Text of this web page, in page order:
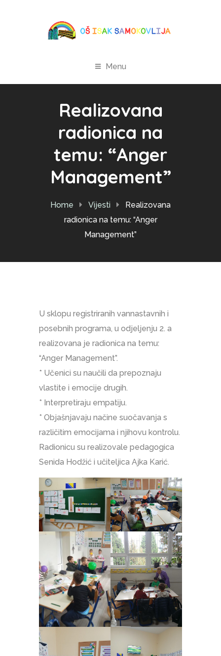
Menu
Realizovana
radionica na
temu: “Anger
Management”
Home Vijesti
Realizovana
radionica na temu: “Anger
Management”
U sklopu registriranih vannastavnih i
posebnih programa, u odjeljenju 2. a
realizovana je radionica na temu:
“Anger Management”.
* Učenici su naučili da prepoznaju
vlastite i emocije drugih.
* Interpretiraju empatiju.
* Objašnjavaju načine suočavanja s
različitim emocijama i njihovu kontrolu.
Radionicu su realizovale pedagogica
Senida Hodžić i učiteljica Ajka Karić.